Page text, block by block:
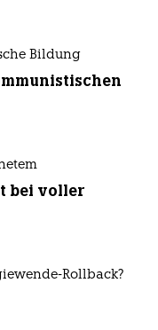
Bildung
bei voller
Rollback?